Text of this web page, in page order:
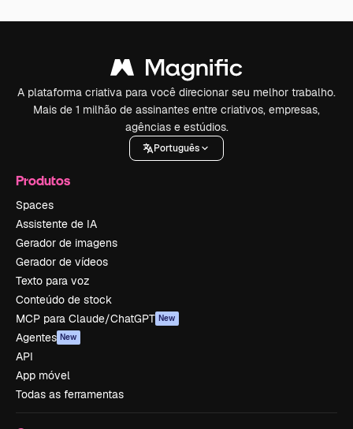
A plataforma criativa para você direcionar seu melhor trabalho.
Mais de 1 milhão de assinantes entre criativos, empresas,
agências e estúdios.
Português
Produtos
Spaces
Assistente de IA
Gerador de imagens
Gerador de vídeos
Texto para voz
Conteúdo de stock
MCP para Claude/ChatGPT New
Agentes New
API
App móvel
Todas as ferramentas